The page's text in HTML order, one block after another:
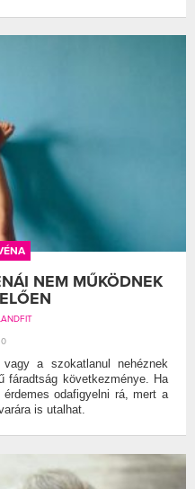
NEM MŰKÖDNEK
0
a szokatlanul nehéznek
fáradtság következménye. Ha
odafigyelni rá, mert a
is utalhat.